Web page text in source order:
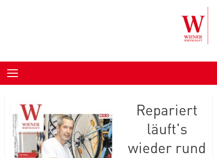
Repariert
läuft's
wieder rund